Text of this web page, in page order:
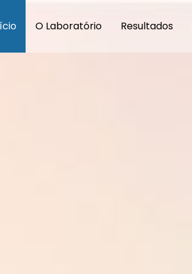
O Laboratório Resultados